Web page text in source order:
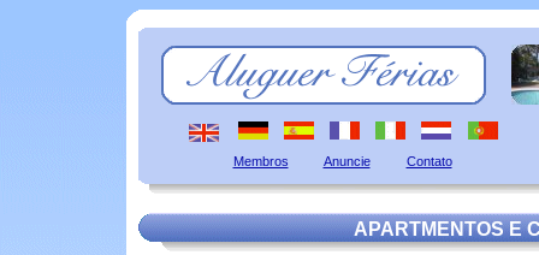
Membros Anuncie Contato
APARTMENTOS E